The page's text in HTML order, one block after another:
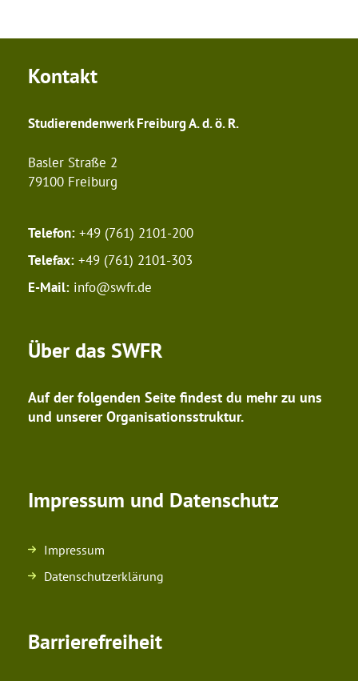
Kontakt
Studierendenwerk Freiburg A. d. ö. R.
Basler Straße 2
79100 Freiburg
Telefon: +49 (761) 2101-200
Telefax: +49 (761) 2101-303
E-Mail: info@swfr.de
Über das SWFR
Auf der folgenden Seite findest du mehr zu uns
und unserer Organisationsstruktur.
Impressum und Datenschutz
Impressum
Datenschutzerklärung
Barrierefreiheit